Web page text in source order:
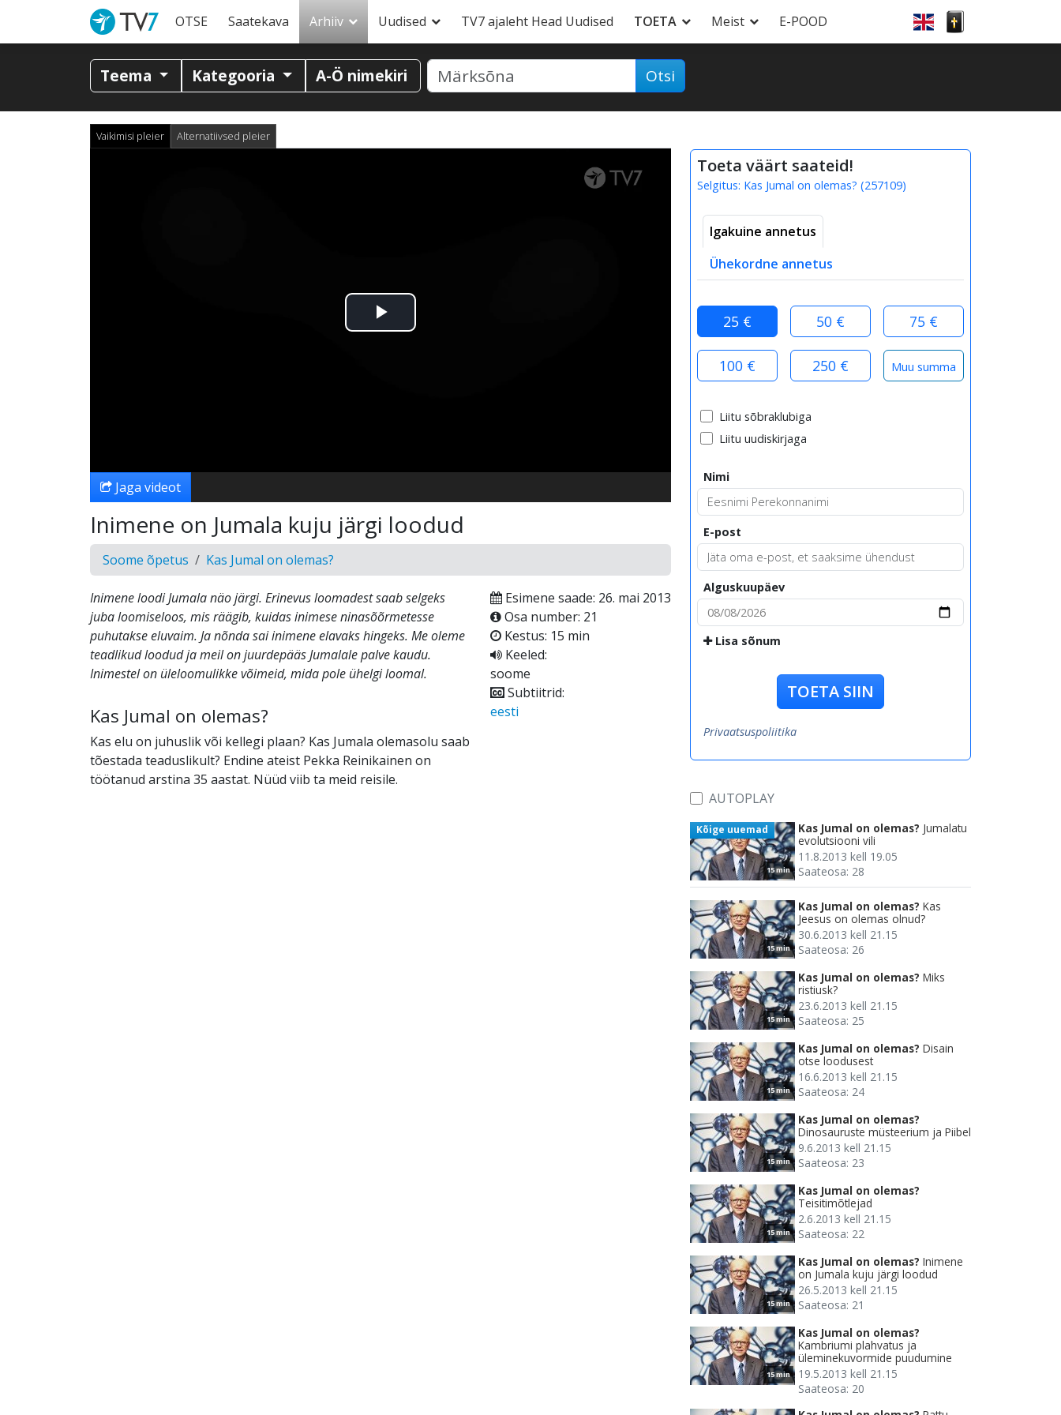
OTSE Saatekava Arhiiv Uudised TV7 ajaleht Head Uudised TOETA Meist E-POOD
Teema Kategooria A-Ö nimekiri Otsi
Vaikimisi pleier Alternatiivsed pleier
Esita
Jaga videot
Inimene on Jumala kuju järgi loodud
Soome õpetus Kas Jumal on olemas?
Inimene loodi Jumala näo järgi. Erinevus loomadest saab selgeks
juba loomiseloos, mis räägib, kuidas inimese ninasõõrmetesse
puhutakse eluvaim. Ja nõnda sai inimene elavaks hingeks. Me oleme
teadlikud loodud ja meil on juurdepääs Jumalale palve kaudu.
Inimestel on üleloomulikke võimeid, mida pole ühelgi loomal.
Kas Jumal on olemas?
Kas elu on juhuslik või kellegi plaan? Kas Jumala olemasolu saab
tõestada teaduslikult? Endine ateist Pekka Reinikainen on
töötanud arstina 35 aastat. Nüüd viib ta meid reisile.
Esimene saade: 26. mai 2013
Osa number: 21
Kestus: 15 min
Keeled:
soome
Subtiitrid:
eesti
Toeta väärt saateid!
Selgitus: Kas Jumal on olemas? (257109)
Igakuine annetus
Ühekordne annetus
25 € 50 € 75 €
100 € 250 €
Liitu sõbraklubiga
Liitu uudiskirjaga
Nimi
E-post
Alguskuupäev
Lisa sõnum
TOETA SIIN
Privaatsuspoliitika
AUTOPLAY
15 min
Kõige uuemad Kas Jumal on olemas? Jumalatu
evolutsiooni vili
11.8.2013 kell 19.05
Saateosa: 28
15 min
Kas Jumal on olemas? Kas
Jeesus on olemas olnud?
30.6.2013 kell 21.15
Saateosa: 26
15 min
Kas Jumal on olemas? Miks
ristiusk?
23.6.2013 kell 21.15
Saateosa: 25
15 min
Kas Jumal on olemas? Disain
otse loodusest
16.6.2013 kell 21.15
Saateosa: 24
15 min
Kas Jumal on olemas?
Dinosauruste müsteerium ja Piibel
9.6.2013 kell 21.15
Saateosa: 23
15 min
Kas Jumal on olemas?
Teisitimõtlejad
2.6.2013 kell 21.15
Saateosa: 22
15 min
Kas Jumal on olemas? Inimene
on Jumala kuju järgi loodud
26.5.2013 kell 21.15
Saateosa: 21
15 min
Kas Jumal on olemas?
Kambriumi plahvatus ja
üleminekuvormide puudumine
19.5.2013 kell 21.15
Saateosa: 20